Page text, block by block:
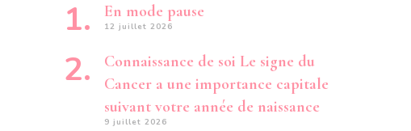
En mode pause
12 juillet 2026
Connaissance de soi Le signe du
Cancer a une importance capitale
suivant votre année de naissance
9 juillet 2026